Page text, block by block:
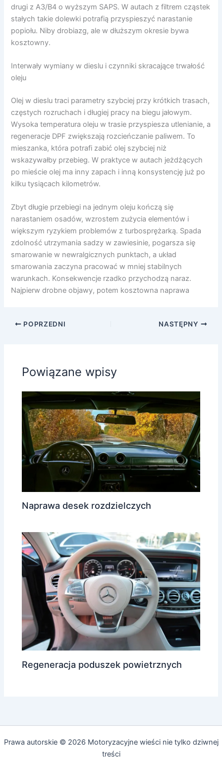
drugi z A3/B4 o wyższym SAPS. W autach z filtrem cząstek
stałych takie dolewki potrafią przyspieszyć narastanie
popiołu. Niby drobiazg, ale w dłuższym okresie bywa
kosztowny.
Interwały wymiany w dieslu i czynniki skracające trwałość
oleju
Olej w dieslu traci parametry szybciej przy krótkich trasach,
częstych rozruchach i długiej pracy na biegu jałowym.
Wysoka temperatura oleju w trasie przyspiesza utlenianie, a
regeneracje DPF zwiększają rozcieńczanie paliwem. To
mieszanka, która potrafi zabić olej szybciej niż
wskazywałby przebieg. W praktyce w autach jeżdżących
po mieście olej ma inny zapach i inną konsystencję już po
kilku tysiącach kilometrów.
Zbyt długie przebiegi na jednym oleju kończą się
narastaniem osadów, wzrostem zużycia elementów i
większym ryzykiem problemów z turbosprężarką. Spada
zdolność utrzymania sadzy w zawiesinie, pogarsza się
smarowanie w newralgicznych punktach, a układ
smarowania zaczyna pracować w mniej stabilnych
warunkach. Konsekwencje rzadko przychodzą naraz.
Najpierw drobne objawy, potem kosztowna naprawa
POPRZEDNI NASTĘPNY
Powiązane wpisy
Naprawa desek rozdzielczych
Regeneracja poduszek powietrznych
Prawa autorskie © 2026 Motoryzacyjne wieści nie tylko dziwnej
treści